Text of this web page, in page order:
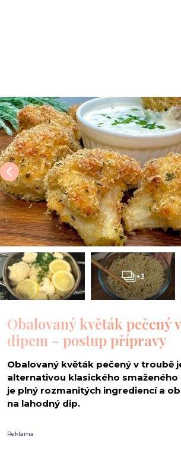
+3
Obalovaný květák pečený
dipem - postup přípravy
Obalovaný květák pečený v troubě
alternativou klasického smaženého
je plný rozmanitých ingrediencí a
na lahodný dip.
Reklama